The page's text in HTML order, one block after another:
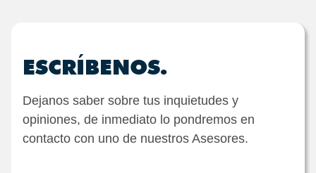
ESCRÍBENOS.
Dejanos saber sobre tus inquietudes y
opiniones, de inmediato lo pondremos en
contacto con uno de nuestros Asesores.